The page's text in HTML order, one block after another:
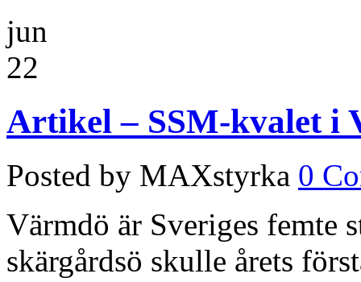
jun
22
Artikel – SSM-kvalet i
Posted by MAXstyrka 0
Värmdö är Sveriges femte
skärgårdsö skulle årets